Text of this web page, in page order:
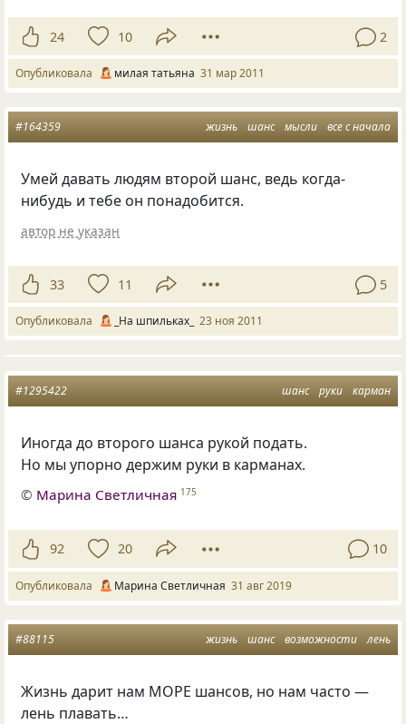
24 10 2
Опубликовала милая татьяна 31 мар 2011
жизнь шанс мысли все с начала
#164359
Умей давать людям второй шанс, ведь когда-
нибудь и тебе он понадобится.
автор не указан
33 11 5
Опубликовала _На шпильках_ 23 ноя 2011
шанс руки карман
#1295422
Иногда до второго шанса рукой подать.
Но мы упорно держим руки в карманах.
© Марина Светличная 175
92 20 10
Опубликовала Марина Светличная 31 авг 2019
жизнь шанс возможности лень
#88115
Жизнь дарит нам МОРЕ шансов, но нам часто —
лень плавать…